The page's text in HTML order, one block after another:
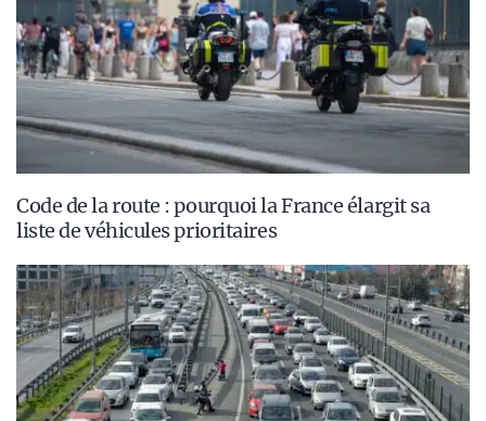
Code de la route : pourquoi la France élargit sa
liste de véhicules prioritaires